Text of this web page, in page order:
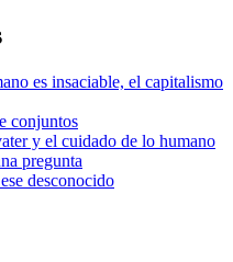
es insaciable, el capitalismo
conjuntos
y el cuidado de lo humano
pregunta
desconocido